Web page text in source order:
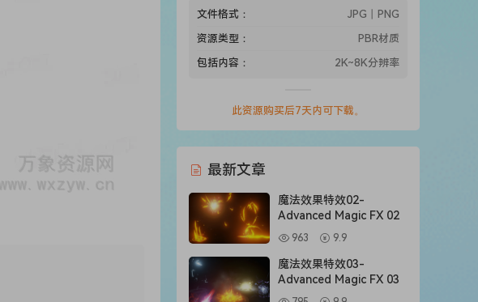
文件格式：
JPG丨PNG
资源类型：
PBR材质
包括内容：
2K~8K分辨率
此资源购买后7天内可下载。
最新文章
魔法效果特效02-
Advanced Magic FX 02
963 9.9
魔法效果特效03-
Advanced Magic FX 03